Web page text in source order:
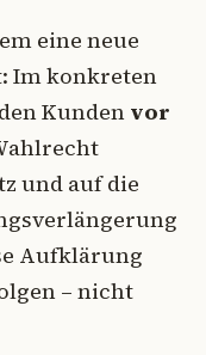
eine neue
Im konkreten
Kunden vor
und auf die
Aufklärung
– nicht